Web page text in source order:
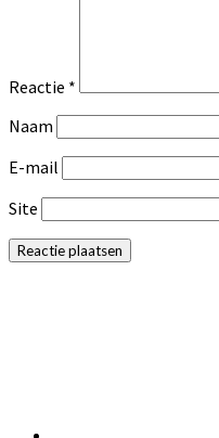
Reactie *
Naam
E-mail
Site